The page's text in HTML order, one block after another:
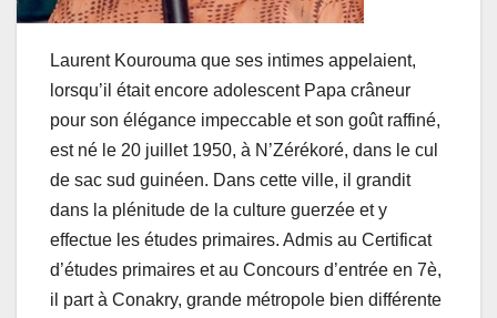
Laurent Kourouma que ses intimes appelaient,
lorsqu’il était encore adolescent Papa crâneur
pour son élégance impeccable et son goût raffiné,
est né le 20 juillet 1950, à N’Zérékoré, dans le cul
de sac sud guinéen. Dans cette ville, il grandit
dans la plénitude de la culture guerzée et y
effectue les études primaires. Admis au Certificat
d’études primaires et au Concours d’entrée en 7è,
il part à Conakry, grande métropole bien différente